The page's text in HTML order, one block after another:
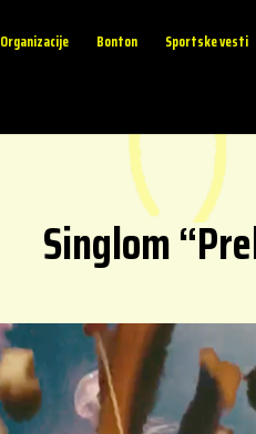
Organizacije Bonton Sportske vesti
Singlom